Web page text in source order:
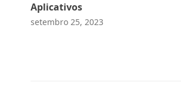
Aplicativos
setembro 25, 2023